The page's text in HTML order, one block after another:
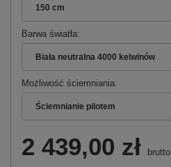
150 cm
Barwa światła
Biała neutralna 4000 kelwinów
Możliwość ściemniania
Ściemnianie pilotem
2 439,00 zł brutto